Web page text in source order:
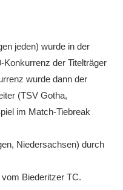
jeden) wurde in der
der Titelträger
wurde dann der
(TSV Gotha,
im Match-Tiebreak
Niedersachsen) durch
Biederitzer TC.